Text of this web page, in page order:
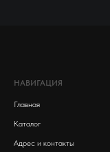
НАВИГАЦИЯ
Главная
Каталог
Адрес и контакты